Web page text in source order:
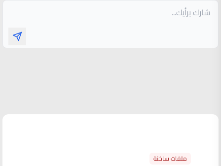
ملفات ساخنة